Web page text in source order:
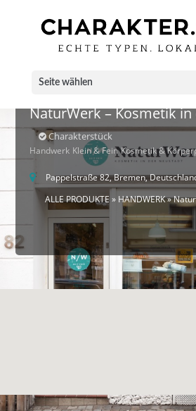
Seite wählen
NaturWerk – Kosmetik
Charakterstück
Handwerk Klein & Fein Kosmetik &
Pappelstraße 82, Bremen,
ALLE PRODUKTE » HANDWERK»